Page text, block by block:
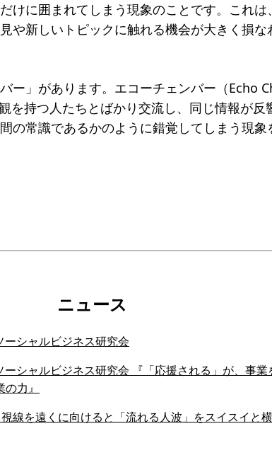
けに囲まれてしまう現象のことです。これは
や新しいトピックに触れる機会が大きく損な
ー」があります。エコーチェンバー（Echo
を持つ人たちとばかり交流し、同じ情報が反
の常識であるかのように錯覚してしまう現象
ニュース
ーシャルビジネス研究会
ーシャルビジネス研究会 『「応援される」が、事
力』
視線を遠くに向けると「流れる人波」をスイスイと